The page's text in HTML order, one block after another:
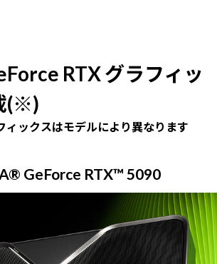
RTX グラフィッ
(※)
ックスはモデルにより異なります
GeForce RTX™ 5090